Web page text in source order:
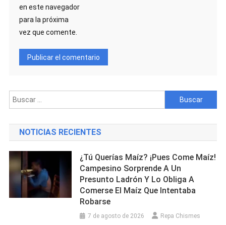
en este navegador
para la próxima
vez que comente.
Buscar:
NOTICIAS RECIENTES
¿Tú Querías Maíz? ¡Pues Come Maíz!
Campesino Sorprende A Un
Presunto Ladrón Y Lo Obliga A
Comerse El Maíz Que Intentaba
Robarse
7 de agosto de 2026 Repa Chismes